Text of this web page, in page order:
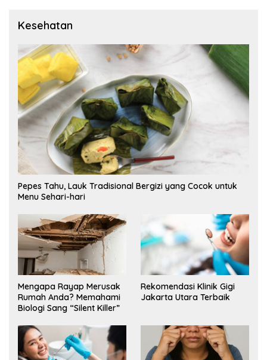
Kesehatan
Pepes Tahu, Lauk Tradisional Bergizi yang Cocok untuk
Menu Sehari-hari
Mengapa Rayap Merusak
Rumah Anda? Memahami
Biologi Sang “Silent Killer”
Rekomendasi Klinik Gigi
Jakarta Utara Terbaik